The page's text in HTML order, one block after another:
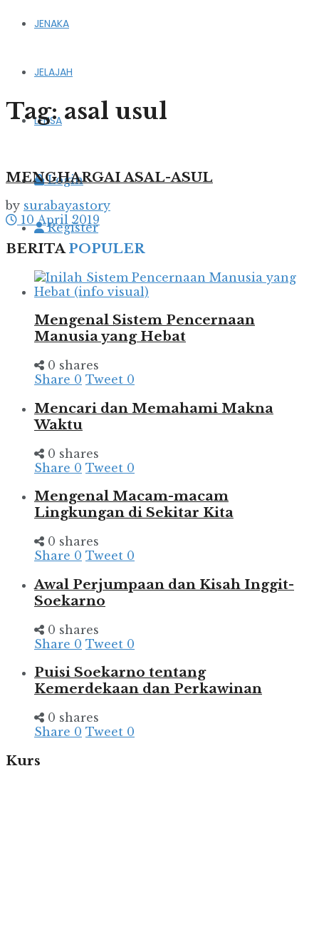
JENAKA
JELAJAH
LENSA
Login
Register
Tag:asal usul
MENGHARGAI ASAL-ASUL
by surabayastory
10 April 2019
BERITAPOPULER
Mengenal Sistem Pencernaan
Manusia yang Hebat
0 shares
Share 0 Tweet 0
Mencari dan Memahami Makna
Waktu
0 shares
Share 0 Tweet 0
Mengenal Macam-macam
Lingkungan di Sekitar Kita
0 shares
Share 0 Tweet 0
Awal Perjumpaan dan Kisah Inggit-
Soekarno
0 shares
Share 0 Tweet 0
Puisi Soekarno tentang
Kemerdekaan dan Perkawinan
0 shares
Share 0 Tweet 0
Kurs